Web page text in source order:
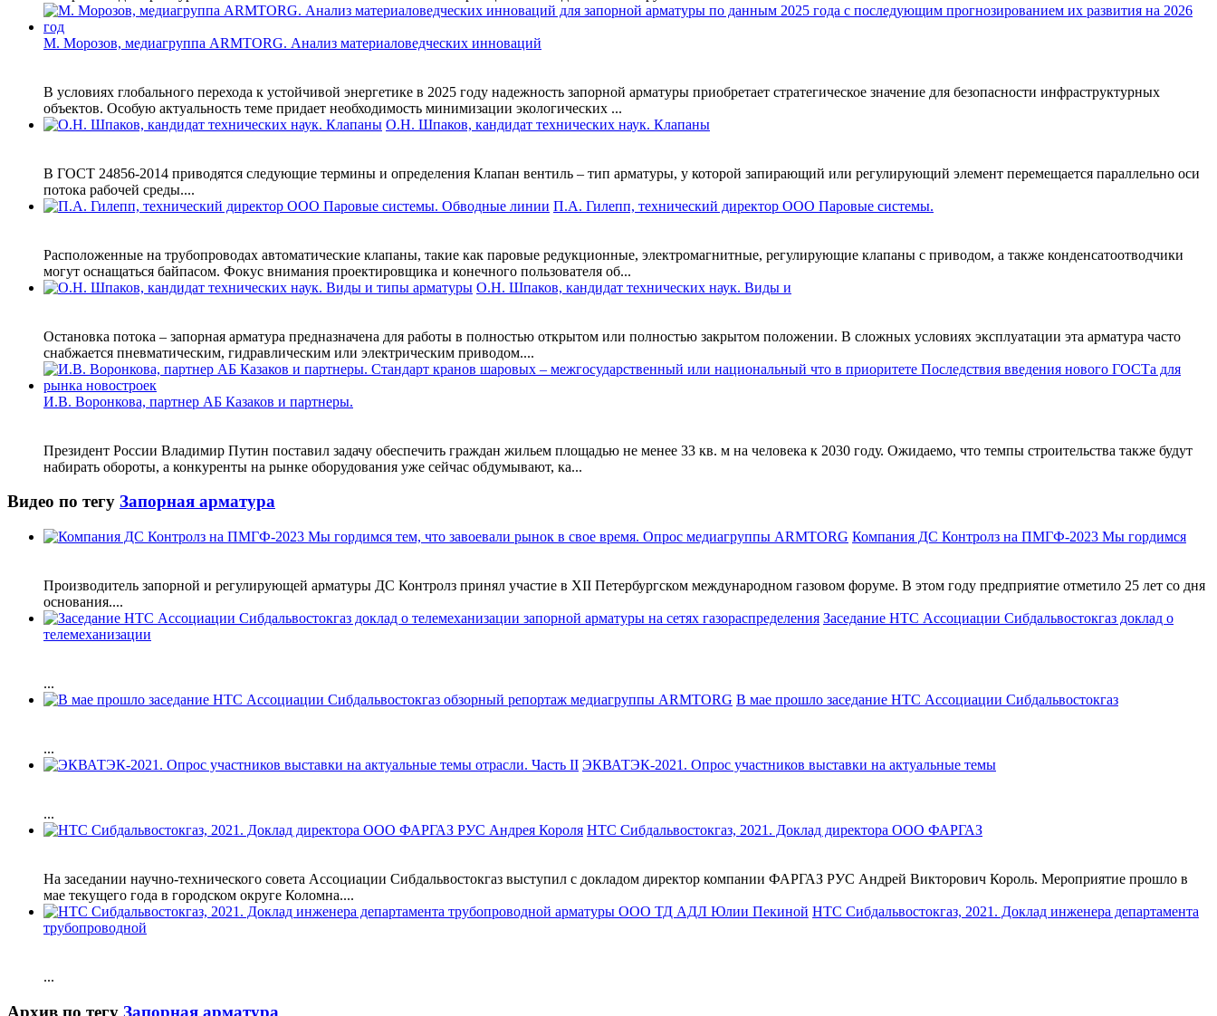
М. Морозов, медиагруппа ARMTORG. Анализ материаловедческих инноваций
В условиях глобального перехода к устойчивой энергетике в 2025 году надежность запорной арматуры приобретает стратегическое значение для безопасности инфраструктурных
объектов. Особую актуальность теме придает необходимость минимизации экологических ...
О.Н. Шпаков, кандидат технических наук. Клапаны
В ГОСТ 24856-2014 приводятся следующие термины и определения Клапан вентиль – тип арматуры, у которой запирающий или регулирующий элемент перемещается параллельно оси
потока рабочей среды....
П.А. Гилепп, технический директор ООО Паровые системы.
Расположенные на трубопроводах автоматические клапаны, такие как паровые редукционные, электромагнитные, регулирующие клапаны с приводом, а также конденсатоотводчики
могут оснащаться байпасом. Фокус внимания проектировщика и конечного пользователя об...
О.Н. Шпаков, кандидат технических наук. Виды и
Остановка потока – запорная арматура предназначена для работы в полностью открытом или полностью закрытом положении. В сложных условиях эксплуатации эта арматура часто
снабжается пневматическим, гидравлическим или электрическим приводом....
И.В. Воронкова, партнер АБ Казаков и партнеры.
Президент России Владимир Путин поставил задачу обеспечить граждан жильем площадью не менее 33 кв. м на человека к 2030 году. Ожидаемо, что темпы строительства также будут
набирать обороты, а конкуренты на рынке оборудования уже сейчас обдумывают, ка...
Видео по тегу Запорная арматура
Компания ДС Контролз на ПМГФ-2023 Мы гордимся
Производитель запорной и регулирующей арматуры ДС Контролз принял участие в XII Петербургском международном газовом форуме. В этом году предприятие отметило 25 лет со дня
основания....
Заседание НТС Ассоциации Сибдальвостокгаз доклад о
телемеханизации
...
В мае прошло заседание НТС Ассоциации Сибдальвостокгаз
...
ЭКВАТЭК-2021. Опрос участников выставки на актуальные темы
...
НТС Сибдальвостокгаз, 2021. Доклад директора ООО ФАРГАЗ
На заседании научно-технического совета Ассоциации Сибдальвостокгаз выступил с докладом директор компании ФАРГАЗ РУС Андрей Викторович Король. Мероприятие прошло в
мае текущего года в городском округе Коломна....
НТС Сибдальвостокгаз, 2021. Доклад инженера департамента
трубопроводной
...
Архив по тегу Запорная арматура